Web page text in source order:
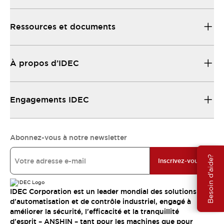
Besoin d'aide?
Ressources et documents
À propos d’IDEC
Engagements IDEC
Abonnez-vous à notre newsletter
Inscrivez-vous
IDEC Corporation est un leader mondial des solutions
d'automatisation et de contrôle industriel, engagé à
améliorer la sécurité, l'efficacité et la tranquillité
d'esprit – ANSHIN – tant pour les machines que pour